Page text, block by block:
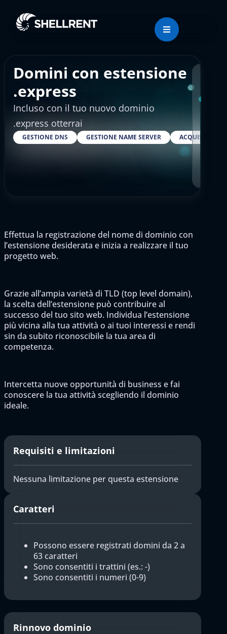
Domini con estensione
.express
Incluso con il tuo nuovo dominio
.express otterrai
GESTIONE DNS GESTIONE NAME SERVER ACQUISTARE
Effettua la registrazione del nome di dominio con
l’estensione desiderata e inizia a realizzare il tuo
progetto web.
Grazie all’ampia varietà di TLD (top level domain),
la scelta dell’estensione può contribuire al
successo del tuo sito web. Individua l’estensione
più vicina alla tua attività o ai tuoi interessi e rendi
sin da subito riconoscibile la tua area di
competenza.
Intercetta nuove opportunità di business e fai
conoscere la tua attività scegliendo il dominio
ideale.
Requisiti e limitazioni
Nessuna limitazione per questa estensione
Caratteri
Possono essere registrati domini da 2 a
63 caratteri
Sono consentiti i trattini (es.: -)
Sono consentiti i numeri (0-9)
Rinnovo dominio